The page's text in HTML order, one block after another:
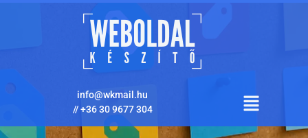
info@wkmail.hu
//+36 30 9677 304